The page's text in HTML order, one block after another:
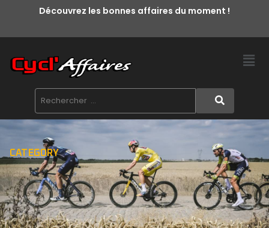
Découvrez les bonnes affaires du moment !
CATEGORY